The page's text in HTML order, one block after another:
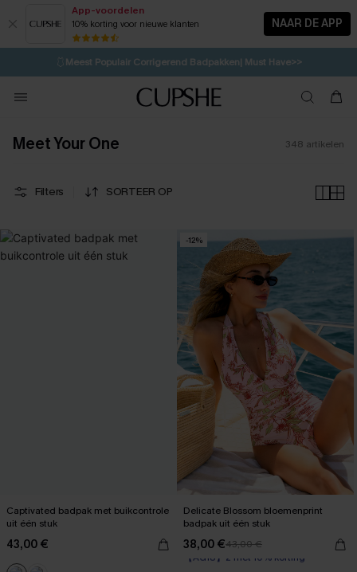
App-voordelen
10% korting voor nieuwe klanten NAAR DE APP
⚡️LAATSTE KANS | Tot 50% korting>>
🩱Meest Populair Corrigerend Badpakken| Must Have>>
💌Abonneer je & ontvang tot 15% korting>>
Koop 3, krijg 15% korting | CODE: SW15
Meet Your One 348 artikelen
Filters SORTEER OP
Captivated badpak met buikcontrole
uit één stuk
43,00 €
-12%
Delicate Blossom bloemenprint
badpak uit één stuk
38,00 €43,00 €
【AG18】2 met 10% korting